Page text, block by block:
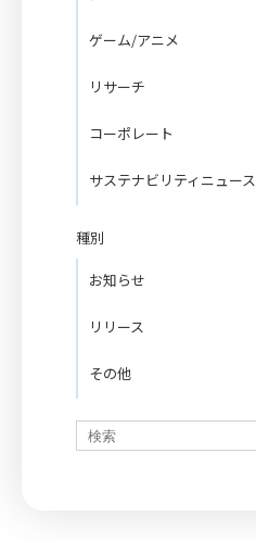
ゲーム/アニメ
リサーチ
コーポレート
サステナビリティニュース
種別
お知らせ
リリース
その他